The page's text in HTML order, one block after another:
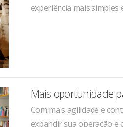
experiência mais simples
Mais oportunidade
Com mais agilidade e
expandir sua operação e